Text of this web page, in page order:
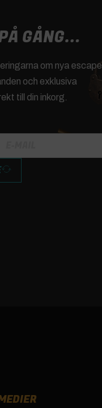
GÅNG...
om nya escape
och exklusiva
till din inkorg.